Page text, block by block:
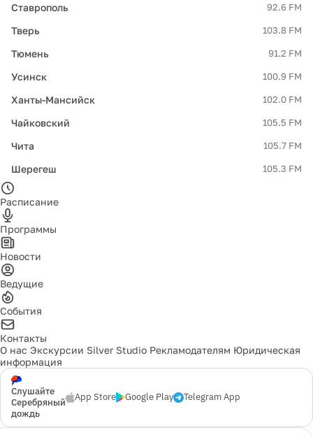
Ставрополь 92.6 FM
Тверь 103.8 FM
Тюмень 91.2 FM
Усинск 100.9 FM
Ханты-Мансийск 102.0 FM
Чайковский 105.5 FM
Чита 105.7 FM
Шерегеш 105.3 FM
Расписание
Программы
Новости
Ведущие
События
Контакты
О нас Экскурсии Silver Studio Рекламодателям Юридическая
информация
Слушайте
Серебряный
дождь
App Store Google Play Telegram App